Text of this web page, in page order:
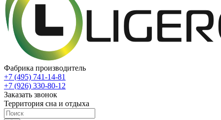
Фабрика производитель
+7 (495) 741-14-81
+7 (926) 330-80-12
Заказать звонок
Территория сна и отдыха